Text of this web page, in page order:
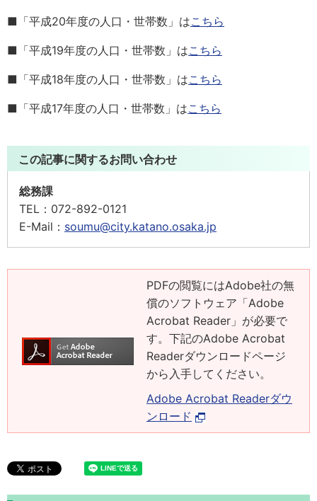
■「平成20年度の人口・世帯数」はこちら
■「平成19年度の人口・世帯数」はこちら
■「平成18年度の人口・世帯数」はこちら
■「平成17年度の人口・世帯数」はこちら
この記事に関するお問い合わせ
総務課
TEL： 072-892-0121
E-Mail： soumu@city.katano.osaka.jp
PDFの閲覧にはAdobe社の無
償のソフトウェア「Adobe
Acrobat Reader」が必要で
す。下記のAdobe Acrobat
Readerダウンロードページ
から入手してください。
Adobe Acrobat Readerダウ
ンロード